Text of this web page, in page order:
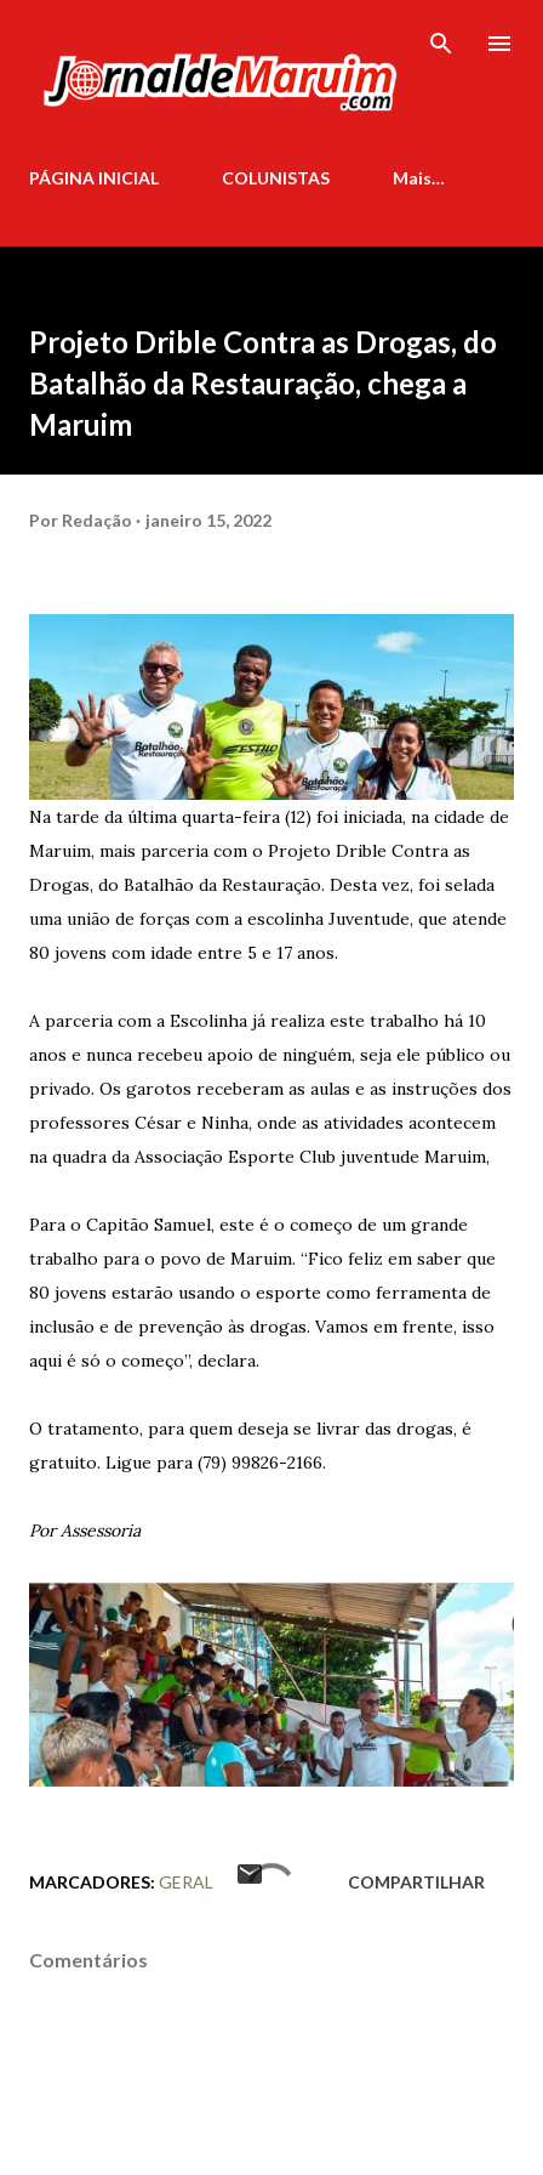
PÁGINA INICIAL COLUNISTAS Mais…
Projeto Drible Contra as Drogas, do
Batalhão da Restauração, chega a
Maruim
Por Redação janeiro 15, 2022
Na tarde da última quarta-feira (12) foi iniciada, na cidade de
Maruim, mais parceria com o Projeto Drible Contra as
Drogas, do Batalhão da Restauração. Desta vez, foi selada
uma união de forças com a escolinha Juventude, que atende
80 jovens com idade entre 5 e 17 anos.
A parceria com a Escolinha já realiza este trabalho há 10
anos e nunca recebeu apoio de ninguém, seja ele público ou
privado. Os garotos receberam as aulas e as instruções dos
professores César e Ninha, onde as atividades acontecem
na quadra da Associação Esporte Club juventude Maruim,
Para o Capitão Samuel, este é o começo de um grande
trabalho para o povo de Maruim. “Fico feliz em saber que
80 jovens estarão usando o esporte como ferramenta de
inclusão e de prevenção às drogas. Vamos em frente, isso
aqui é só o começo”, declara.
O tratamento, para quem deseja se livrar das drogas, é
gratuito. Ligue para (79) 99826-2166.
Por Assessoria
MARCADORES: GERAL COMPARTILHAR
Comentários